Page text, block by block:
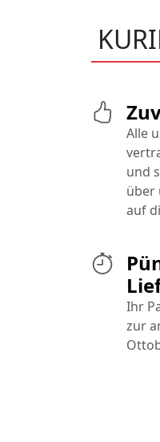
Ihr
zur
Alle
und
über
auf